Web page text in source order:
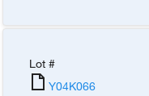
Lot #
Y04K066